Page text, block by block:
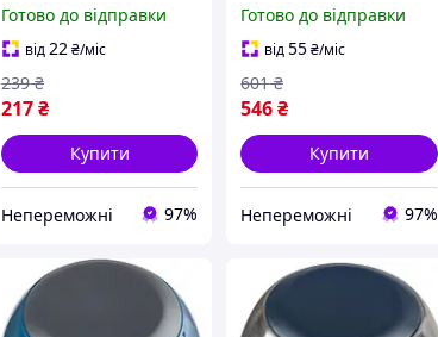
Готово до відправки
від22 ₴/міс
217₴
239 ₴
Купити
Непереможні 97%
Готово до відправки
від55₴/міс
546₴
601 ₴
Купити
Непереможні 97%